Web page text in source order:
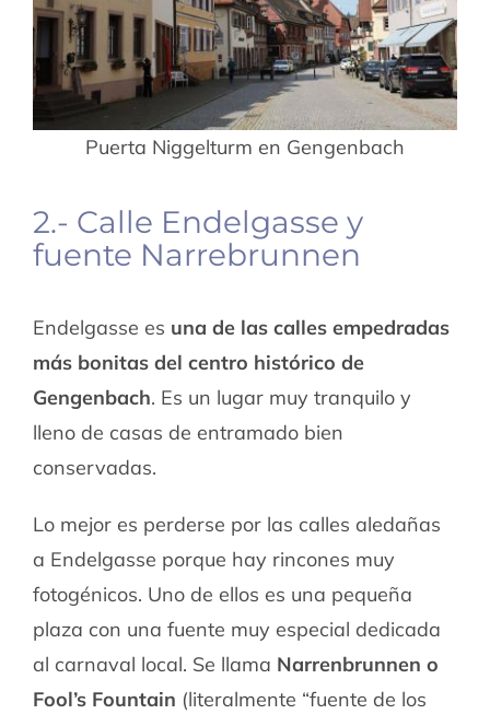
Puerta Niggelturm en Gengenbach
2.- Calle Endelgasse y
fuente Narrebrunnen
Endelgasse es una de las calles empedradas
más bonitas del centro histórico de
Gengenbach. Es un lugar muy tranquilo y
lleno de casas de entramado bien
conservadas.
Lo mejor es perderse por las calles aledañas
a Endelgasse porque hay rincones muy
fotogénicos. Uno de ellos es una pequeña
plaza con una fuente muy especial dedicada
al carnaval local. Se llama Narrenbrunnen o
Fool’s Fountain (literalmente “fuente de los